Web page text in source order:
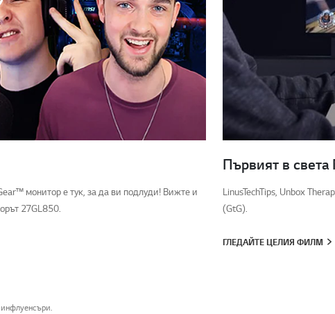
монитор е тук, за да ви подлуди! Вижте и
27GL850.
Първият в
LinusTechTips, Unbox
(GtG).
ГЛЕДАЙТЕ ЦЕЛИЯ ФИЛМ